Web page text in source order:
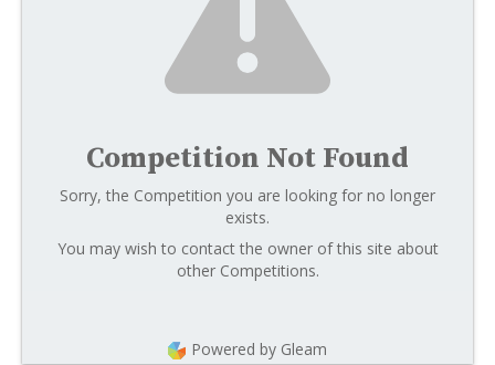
Competition Not Found
Sorry, the Competition you are looking for no longer
exists.
You may wish to contact the owner of this site about
other Competitions.
Powered by Gleam